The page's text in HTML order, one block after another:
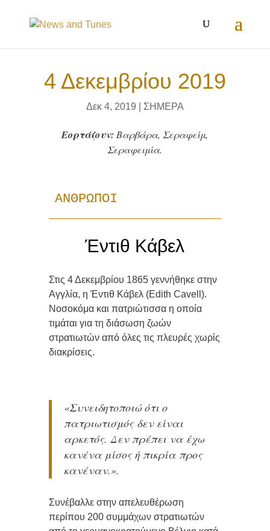
4 Δεκεμβρίου 2019
Δεκ 4, 2019 ΣΗΜΕΡΑ
Εορτάζουν:Βαρβάρα, Σεραφείμ,
Σεραφειμία.
ΑΝΘΡΩΠΟΙ
Έντιθ Κάβελ
Στις 4 Δεκεμβρίου 1865γεννήθηκε στην
Αγγλία, η Έντιθ Κάβελ (Edith Cavell).
Νοσοκόμα και πατριώτισσα η οποία
τιμάται για τη διάσωση ζωών
στρατιωτών από όλες τις πλευρές χωρίς
διακρίσεις.
«Συνειδητοποιώ ότι ο
πατριωτισμός δεν είναι
αρκετός. Δεν πρέπει να έχω
κανένα μίσος ή πικρία προς
κανέναν.».
Συνέβαλλε στην απελευθέρωση
περίπου 200 συμμάχων στρατιωτών